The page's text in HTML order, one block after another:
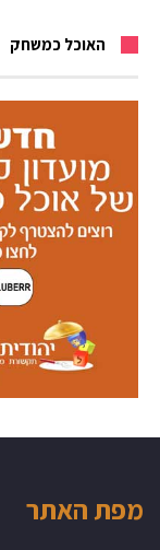
האוכל כמשחק
מפת האתר